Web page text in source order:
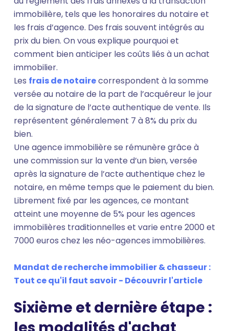
immobilière, tels que les honoraires du notaire et
les frais d’agence. Des frais souvent intégrés au
prix du bien. On vous explique pourquoi et
comment bien anticiper les coûts liés à un achat
immobilier.
Les frais de notairecorrespondent à la somme
versée au notaire de la part de l’acquéreur le jour
de la signature de l’acte authentique de vente. Ils
représentent généralement 7 à 8% du prix du
bien.
Une agence immobilière se rémunère grâce à
une commission sur la vente d’un bien, versée
après la signature de l’acte authentique chez le
notaire, en même temps que le paiement du bien.
Librement fixé par les agences, ce montant
atteint une moyenne de 5% pour les agences
immobilières traditionnelles et varie entre 2000 et
7000 euros chez les néo-agences immobilières.
Mandat de recherche immobilier & chasseur :
Tout ce qu'il faut savoir - Découvrir l'article
Sixième et dernière étape :